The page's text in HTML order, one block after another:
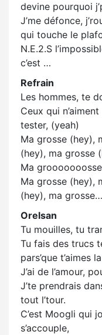
devine pourquoi
J’me défonce,
qui touche le
N.E.2.S
c’est …
Refrain
Les hommes, te
Ceux qui
tester, (yeah)
Ma grosse (hey),
(hey), ma grosse
Ma
Ma grosse (hey),
(hey), ma grosse…
Orelsan
Tu mouilles, tu
Tu fais des trucs
pars’que t’aimes
J’ai de l’amour,
J’te prendrais
tout l’tour.
C’est Moogli qui
s’accouple,